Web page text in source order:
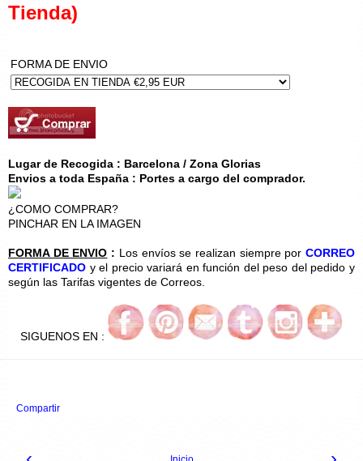
Tienda)
FORMA DE ENVIO
Lugar de Recogida : Barcelona / Zona Glorias
Envios a toda España : Portes a cargo del comprador.
¿COMO COMPRAR?
PINCHAR EN LA IMAGEN
FORMA DE ENVIO : Los envíos se realizan siempre porCORREO
CERTIFICADO y el precio variará en función del peso del pedido y
según las Tarifas vigentes de Correos.
SIGUENOS EN :
Compartir